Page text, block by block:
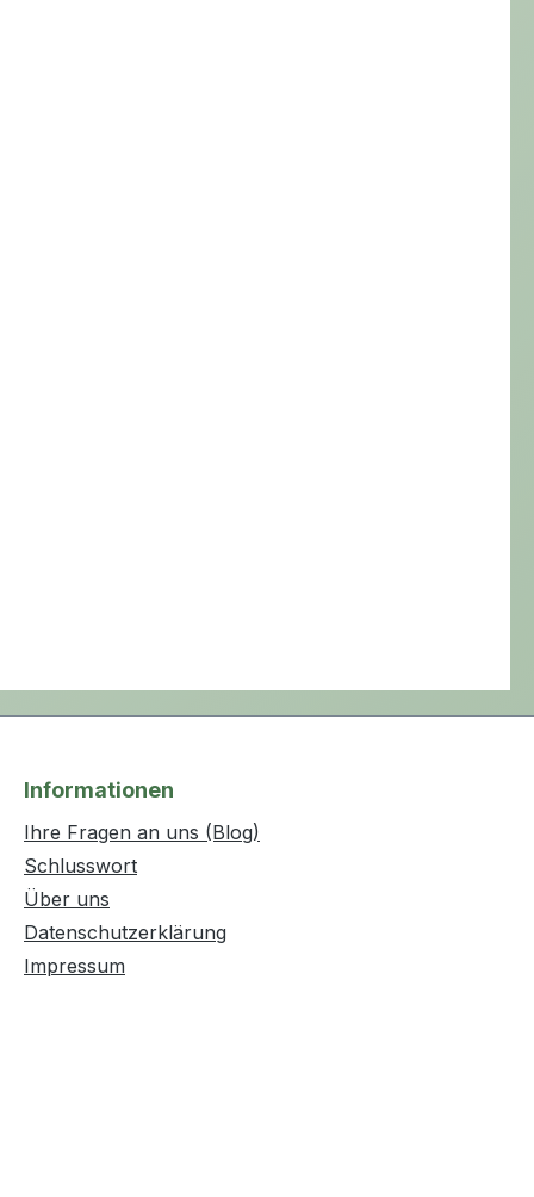
Informationen
Ihre Fragen an uns (Blog)
Schlusswort
Über uns
Datenschutzerklärung
Impressum